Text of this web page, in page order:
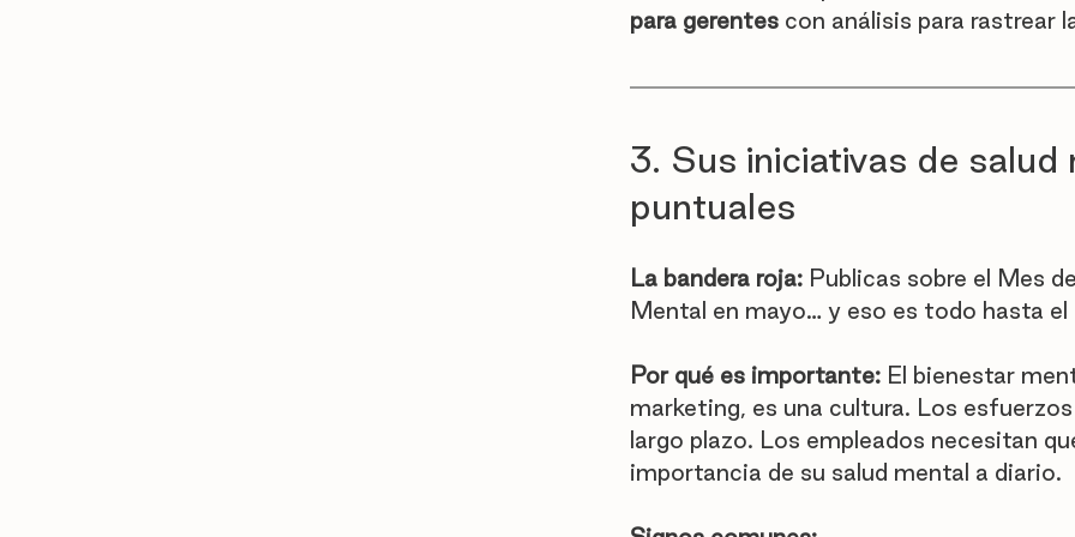
para gerentes con análisis para rastrear
3. Sus iniciativas de
puntuales
La bandera roja: Publicas sobre el Mes
Mental en mayo… y eso es todo hasta el
Por qué es importante: El bienestar
marketing, es una cultura. Los
largo plazo. Los empleados necesitan
importancia de su salud mental a diario.